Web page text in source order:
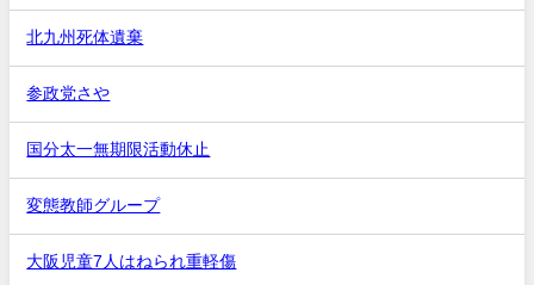
北九州死体遺棄
参政党さや
国分太一無期限活動休止
変態教師グループ
大阪児童7人はねられ重軽傷